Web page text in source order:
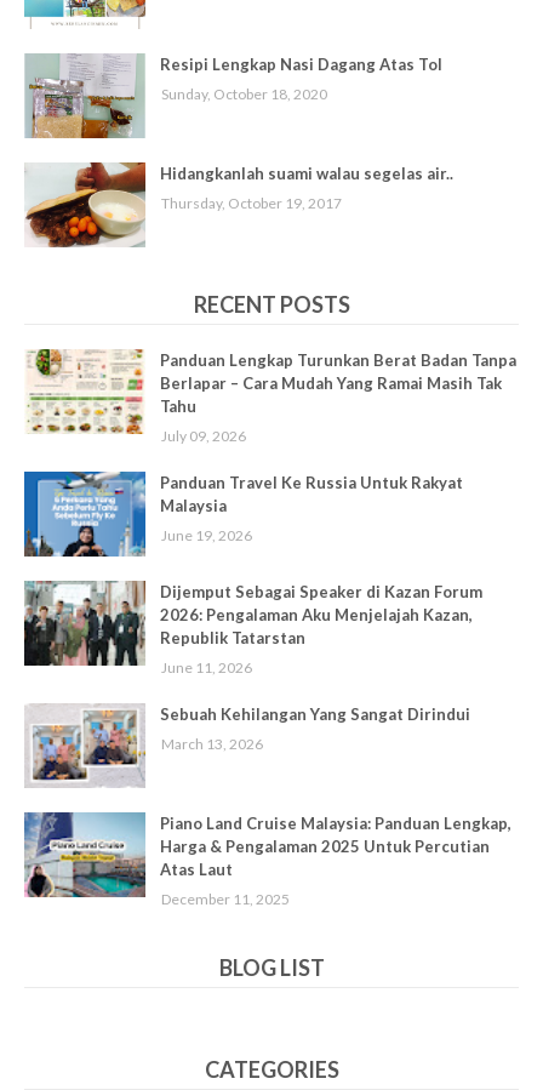
Resipi Lengkap Nasi Dagang Atas Tol
Sunday, October 18, 2020
Hidangkanlah suami walau segelas air..
Thursday, October 19, 2017
RECENT POSTS
Panduan Lengkap Turunkan Berat Badan Tanpa
Berlapar – Cara Mudah Yang Ramai Masih Tak
Tahu
July 09, 2026
Panduan Travel Ke Russia Untuk Rakyat
Malaysia
June 19, 2026
Dijemput Sebagai Speaker di Kazan Forum
2026: Pengalaman Aku Menjelajah Kazan,
Republik Tatarstan
June 11, 2026
Sebuah Kehilangan Yang Sangat Dirindui
March 13, 2026
Piano Land Cruise Malaysia: Panduan Lengkap,
Harga & Pengalaman 2025 Untuk Percutian
Atas Laut
December 11, 2025
BLOG LIST
CATEGORIES